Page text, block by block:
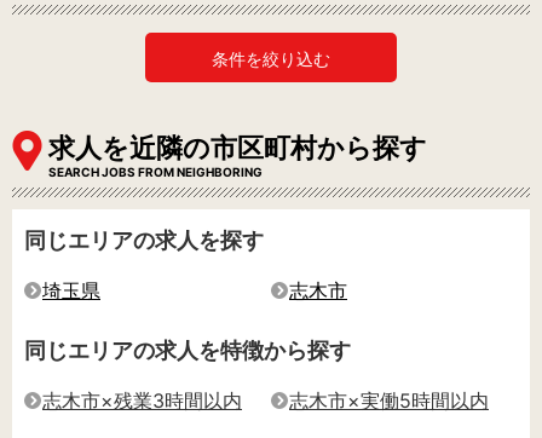
条件を絞り込む
求人を近隣の市区町村から探す
SEARCH JOBS FROM NEIGHBORING
同じエリアの求人を探す
埼玉県 志木市
同じエリアの求人を特徴から探す
志木市×残業3時間以内 志木市×実働5時間以内